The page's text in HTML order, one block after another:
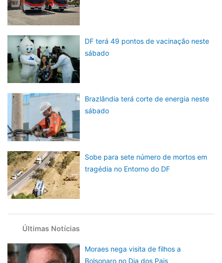
DF terá 49 pontos de vacinação neste
sábado
Brazlândia terá corte de energia neste
sábado
Sobe para sete número de mortos em
tragédia no Entorno do DF
Últimas Notícias
Moraes nega visita de filhos a
Bolsonaro no Dia dos Pais